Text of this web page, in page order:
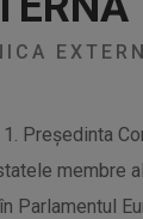
1. Președinta
membre
Parlamentul